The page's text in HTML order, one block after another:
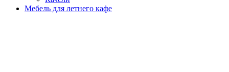
Мебель для летнего кафе